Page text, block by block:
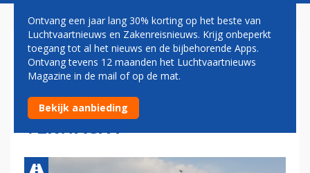
IN SEPTEMBER IETS MEER
VLIEGBEWEGINGEN VAN
EINDHOVEN AIRPORT DAN
VERWACHT
Ontvang een jaar lang 30% korting op het beste van
Luchtvaartnieuws en Zakenreisnieuws. Krijg onbeperkt
toegang tot al het nieuws en de bijbehorende Apps.
Ontvang tevens 12 maanden het Luchtvaartnieuws
Magazine in de mail of op de mat.
Bekijk aanbieding